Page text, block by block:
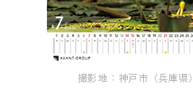
撮影地：神戸市（兵庫県）